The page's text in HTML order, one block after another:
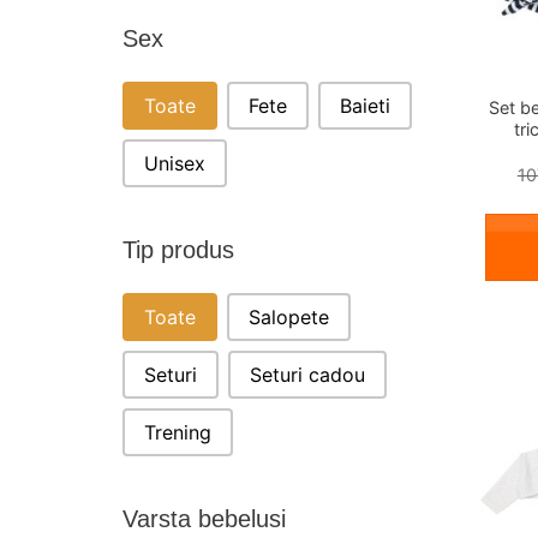
Sex
SEX
Toate Fete Baieti
Unisex
Tip produs
TIP PRODUS
Toate Salopete
Seturi Seturi cadou
Trening
Varsta bebelusi
Set